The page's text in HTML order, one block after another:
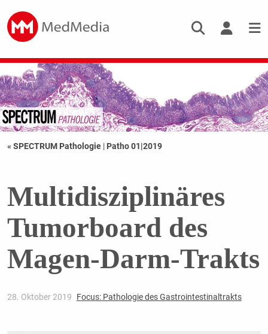
« SPECTRUM Pathologie | Patho 01|2019
Multidisziplinäres
Tumorboard des
Magen-Darm-Trakts
28. Oktober 2019 Focus: Pathologie des Gastrointestinaltrakts